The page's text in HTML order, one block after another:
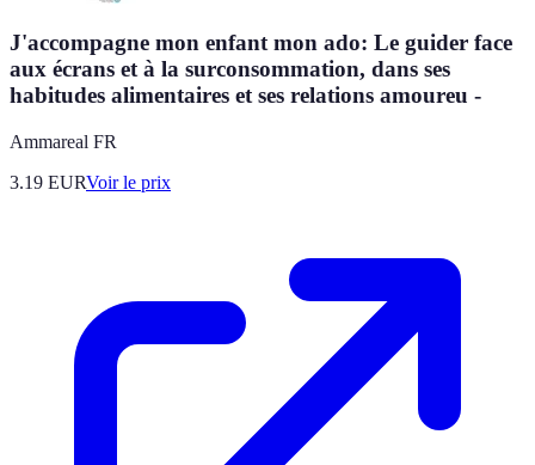
J'accompagne mon enfant mon ado: Le guider face
aux écrans et à la surconsommation, dans ses
habitudes alimentaires et ses relations amoureu -
Ammareal FR
3.19 EURVoir le prix